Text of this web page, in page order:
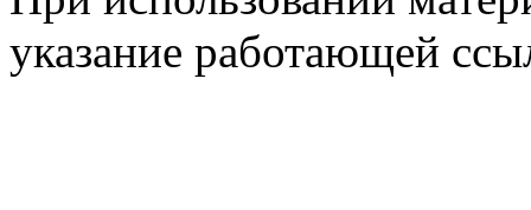
указание работающей